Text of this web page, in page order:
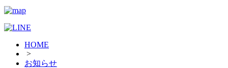
HOME
>
お知らせ